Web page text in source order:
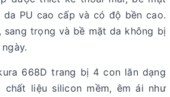
PU cao cấp và có độ bền cao.
sang trọng và bề mặt da không bị
668D trang bị 4 con lăn dạng
chất liệu silicon mềm, êm ái như